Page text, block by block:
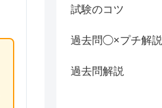
試験のコツ
過去問◯×プチ解説
過去問解説